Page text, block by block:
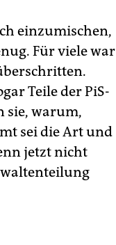
einzumischen,
Für viele war
Teile der PiS-
sie, warum,
sei die Art und
jetzt nicht